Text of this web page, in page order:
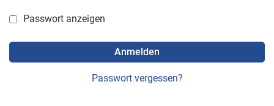
Passwort anzeigen
Anmelden
Passwort vergessen?